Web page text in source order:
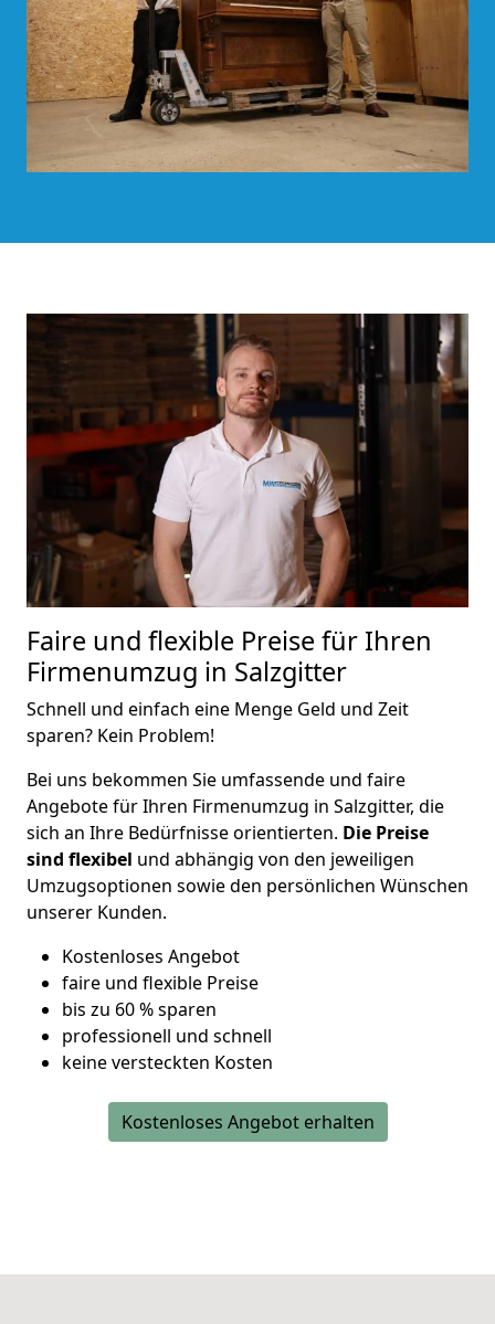
Faire und flexible Preise für Ihren
Firmenumzug in Salzgitter
Schnell und einfach eine Menge Geld und Zeit
sparen? Kein Problem!
Bei uns bekommen Sie umfassende und faire
Angebote für Ihren Firmenumzug in Salzgitter, die
sich an Ihre Bedürfnisse orientierten. Die Preise
sind flexibel und abhängig von den jeweiligen
Umzugsoptionen sowie den persönlichen Wünschen
unserer Kunden.
Kostenloses Angebot
faire und flexible Preise
bis zu 60 % sparen
professionell und schnell
keine versteckten Kosten
Kostenloses Angebot erhalten